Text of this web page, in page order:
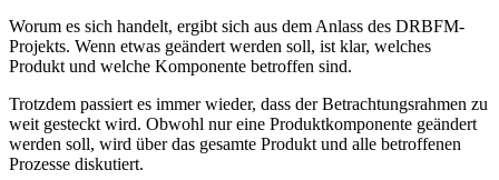
Worum es sich handelt, ergibt sich aus dem Anlass des DRBFM-
Projekts. Wenn etwas geändert werden soll, ist klar, welches
Produkt und welche Komponente betroffen sind.
Trotzdem passiert es immer wieder, dass der Betrachtungsrahmen zu
weit gesteckt wird. Obwohl nur eine Produktkomponente geändert
werden soll, wird über das gesamte Produkt und alle betroffenen
Prozesse diskutiert.